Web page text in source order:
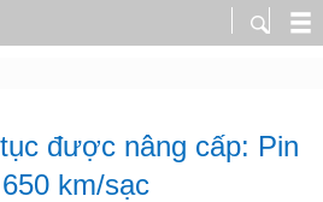
được nâng cấp: Pin
km/sạc